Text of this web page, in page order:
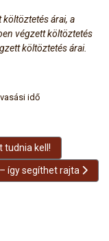
költöztetés árai, a
végzett költöztetés
költöztetés árai.
idő
amiket tudnia kell!
tudnia kell!
a gyereknek? – így
így segíthet rajta